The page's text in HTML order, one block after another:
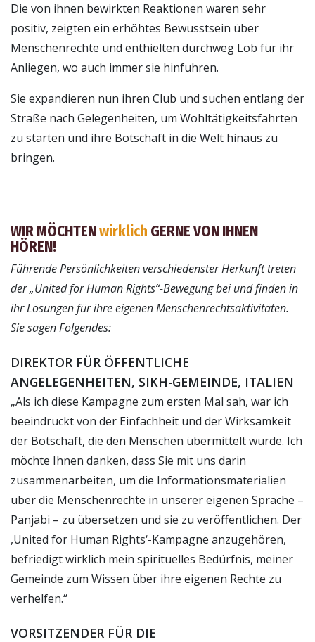
Die von ihnen bewirkten Reaktionen waren sehr
positiv, zeigten ein erhöhtes Bewusstsein über
Menschenrechte und enthielten durchweg Lob für ihr
Anliegen, wo auch immer sie hinfuhren.
Sie expandieren nun ihren Club und suchen entlang der
Straße nach Gelegenheiten, um Wohltätigkeitsfahrten
zu starten und ihre Botschaft in die Welt hinaus zu
bringen.
WIR MÖCHTENwirklich GERNE VON IHNEN
HÖREN!
Führende Persönlichkeiten verschiedenster Herkunft treten
der „United for Human Rights“-Bewegung bei und finden in
ihr Lösungen für ihre eigenen Menschenrechtsaktivitäten.
Sie sagen Folgendes:
DIREKTOR FÜR ÖFFENTLICHE
ANGELEGENHEITEN, SIKH-GEMEINDE, ITALIEN
„Als ich diese Kampagne zum ersten Mal sah, war ich
beeindruckt von der Einfachheit und der Wirksamkeit
der Botschaft, die den Menschen übermittelt wurde. Ich
möchte Ihnen danken, dass Sie mit uns darin
zusammenarbeiten, um die Informationsmaterialien
über die Menschenrechte in unserer eigenen Sprache –
Panjabi – zu übersetzen und sie zu veröffentlichen. Der
,United for Human Rights‘-Kampagne anzugehören,
befriedigt wirklich mein spirituelles Bedürfnis, meiner
Gemeinde zum Wissen über ihre eigenen Rechte zu
verhelfen.“
VORSITZENDER FÜR DIE